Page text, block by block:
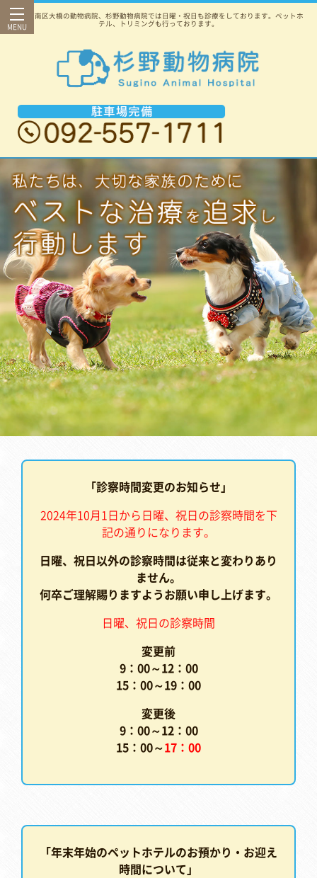
MENU
福岡市南区大橋の動物病院、杉野動物病院では日曜・祝日も診療をしております。ペットホ
テル、トリミングも行っております。
「診察時間変更のお知らせ」
2024年10月1日から日曜、祝日の診察時間を下
記の通りになります。
日曜、祝日以外の診察時間は従来と変わりあり
ません。
何卒ご理解賜りますようお願い申し上げます。
日曜、祝日の診察時間
変更前
9：00～12：00
15：00～19：00
変更後
9：00～12：00
15：00～17：00
「年末年始のペットホテルのお預かり・お迎え
時間について」